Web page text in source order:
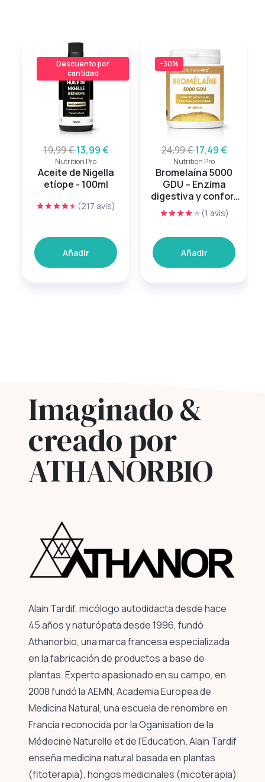
Descuento por
cantidad
19,99 €13,99 €
Nutrition Pro
Aceite de Nigella
etíope - 100ml
(217 avis)
Añadir
−30%
24,99 €17,49 €
Nutrition Pro
Bromelaína 5000
GDU – Enzima
digestiva y confort
articular(1 avis)
Añadir
Imaginado &
creado por
ATHANORBIO
Alain Tardif, micólogo autodidacta desde hace
45 años y naturópata desde 1996, fundó
Athanorbio, una marca francesa especializada
en la fabricación de productos a base de
plantas. Experto apasionado en su campo, en
2008 fundó la AEMN, Academia Europea de
Medicina Natural, una escuela de renombre en
Francia reconocida por la Oganisation de la
Médecine Naturelle et de l'Education. Alain Tardif
enseña medicina natural basada en plantas
(fitoterapia), hongos medicinales (micoterapia)